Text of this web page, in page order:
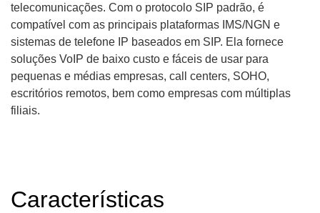
telecomunicações. Com o protocolo SIP padrão, é
compatível com as principais plataformas IMS/NGN e
sistemas de telefone IP baseados em SIP. Ela fornece
soluções VoIP de baixo custo e fáceis de usar para
pequenas e médias empresas, call centers, SOHO,
escritórios remotos, bem como empresas com múltiplas
filiais.
Características